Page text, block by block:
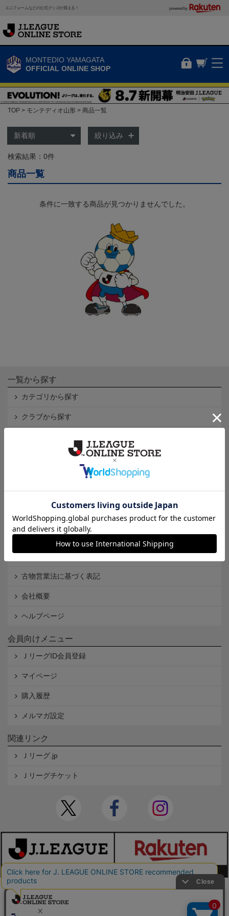
ユニフォームなどの公式グッズが買える！ powered by
MONTEDIO YAMAGATA
OFFICIAL ONLINE SHOP
TOP モンテディオ山形 商品一覧
絞り込み
検索結果：0件
商品一覧
条件に一致する商品が見つかりませんでした。
一覧から探す
カテゴリから探す
クラブから探す
インフォメーション
Ｊリーグオンラインストアとは
個人情報保護方針
Cookieポリシー
古物営業法に基づく表記
会社概要
ヘルプページ
会員向けメニュー
ＪリーグID会員登録
マイページ
購入履歴
メルマガ設定
関連リンク
Ｊリーグ.jp
Ｊリーグチケット
本サイトで使用している文章・画像等の無断での複製・転載を禁止します。
© JAPAN PROFESSIONAL FOOTBALL LEAGUE Rakuten Group, Inc. ALL RIGHTS RE